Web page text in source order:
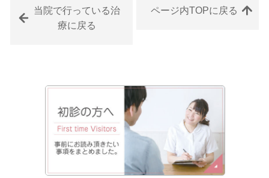
当院で行っている治
療に戻る
ページ内TOPに戻る